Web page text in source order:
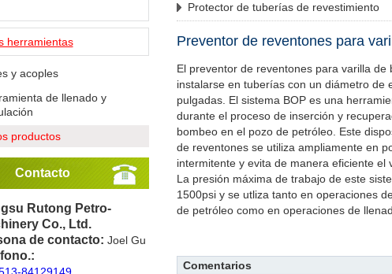
herramientas
y acoples
de llenado y
productos
Contacto
Rutong Petro-
Co., Ltd.
de contacto: Joel Gu
Protector de tuberías de revestimiento
Preventor de reventones para
El preventor de reventones para varilla de
instalarse en tuberías con un diámetro de
pulgadas. El sistema BOP es una
durante el proceso de inserción y
bombeo en el pozo de petróleo. Este
de reventones se utiliza ampliamente en
intermitente y evita de manera eficiente el
La presión máxima de trabajo de este
1500psi y se utliza tanto en operaciones
de petróleo como en operaciones de
Comentarios